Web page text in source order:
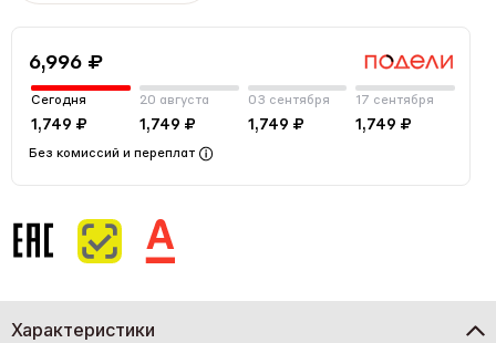
6,996 ₽
Сегодня
1,749 ₽
20 августа
1,749 ₽
03 сентября
1,749 ₽
17 сентября
1,749 ₽
Без комиссий и переплат
Характеристики